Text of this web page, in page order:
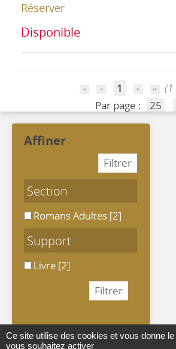
Réserver
Disponible
1
(1
Par page :
25
affiner
Section
Romans Adultes
Romans Adultes [2]
Support
LivreLivre [2]
Ce site utilise des cookies et vous donne
vous souhaitez activer